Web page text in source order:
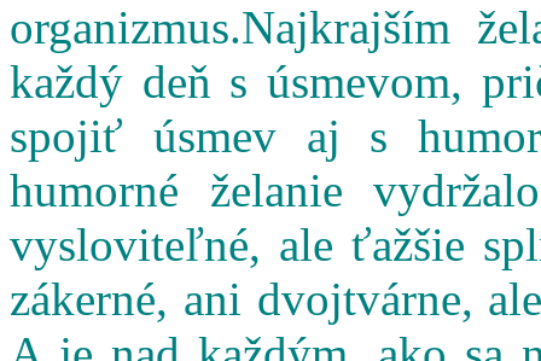
organizmus.Najkrajším
každý deň s úsmevom,
spojiť úsmev aj s
humorné želanie
vysloviteľné, ale ťažšie
zákerné, ani dvojtvárne,